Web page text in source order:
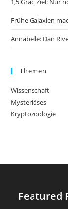
1,5 Grad Ziel: Nur
Frühe Galaxien
Annabelle: Dan
Themen
Wissenschaft
Mysteriöses
Kryptozoologie
Featured